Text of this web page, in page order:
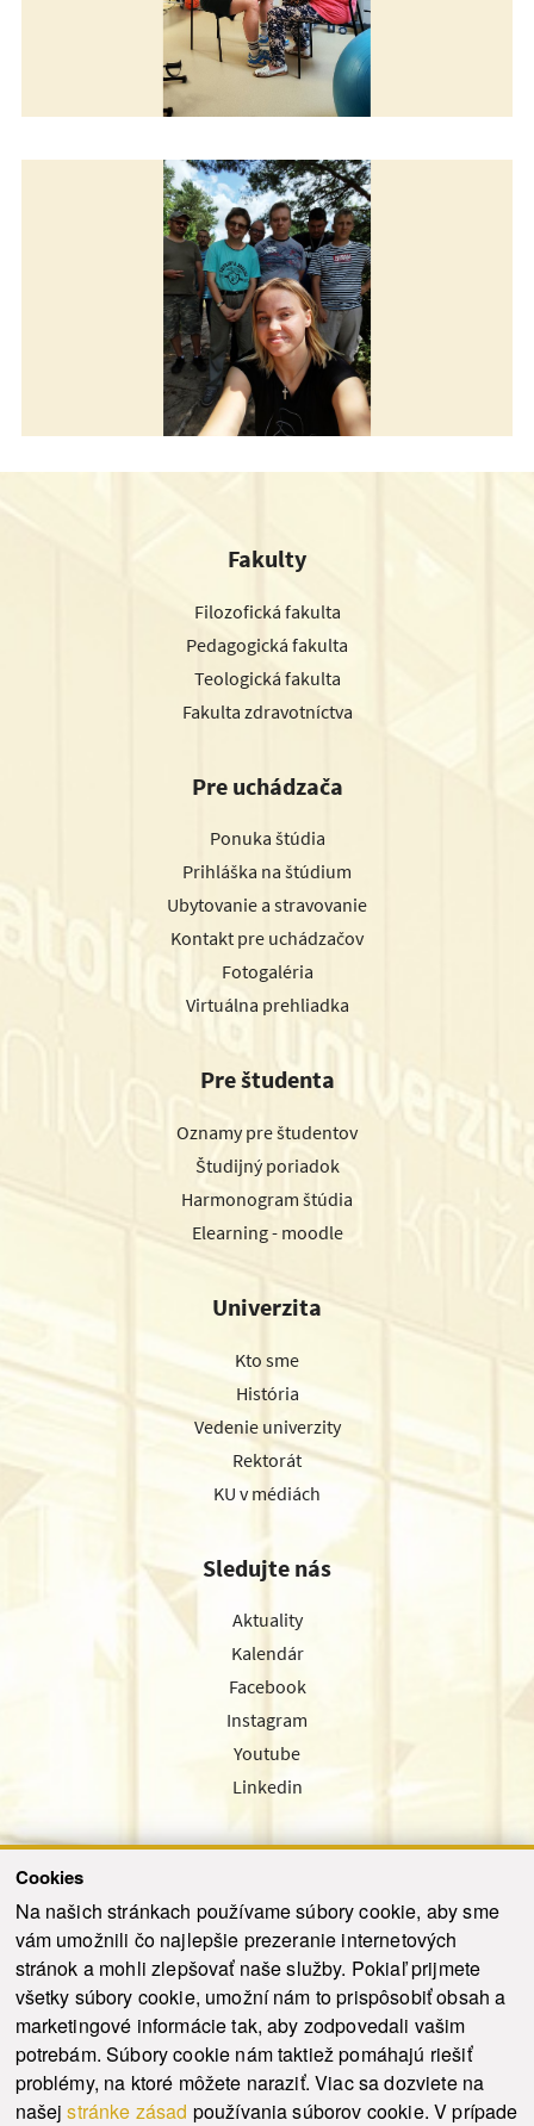
Cookies
Na našich stránkach používame súbory cookie, aby sme
vám umožnili čo najlepšie prezeranie internetových
stránok a mohli zlepšovať naše služby. Pokiaľ prijmete
všetky súbory cookie, umožní nám to prispôsobiť obsah a
marketingové informácie tak, aby zodpovedali vašim
potrebám. Súbory cookie nám taktiež pomáhajú riešiť
problémy, na ktoré môžete naraziť. Viac sa dozviete na
našejstránke zásad používania súborov cookie. V prípade
Fakulty
Filozofická fakulta
Pedagogická fakulta
Teologická fakulta
Fakulta zdravotníctva
Pre uchádzača
Ponuka štúdia
Prihláška na štúdium
Ubytovanie a stravovanie
Kontakt pre uchádzačov
Fotogaléria
Virtuálna prehliadka
Pre študenta
Oznamy pre študentov
Študijný poriadok
Harmonogram štúdia
Elearning - moodle
Univerzita
Kto sme
História
Vedenie univerzity
Rektorát
KU v médiách
Sledujte nás
Aktuality
Kalendár
Facebook
Instagram
Youtube
Linkedin
Odoslať